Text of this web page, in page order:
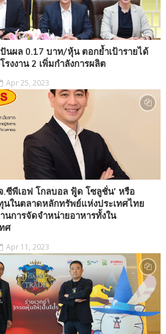
ปันผล 0.17 บาท/หุ้น ตอกย้ำเป้ารายได้
รงงาน 2 เพิ่มกำลังการผลิต
Apr 25, 2023
ซีพีเอฟ โกลบอล ฟู้ด โซลูชั่น’ หรือ
ทุนในตลาดหลักทรัพย์แห่งประเทศไทย
นการจัดจำหน่ายอาหารทั้งใน
ศ
Apr 11, 2023